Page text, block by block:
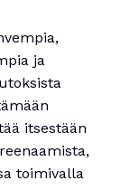
ja
itsestään
toimivalla